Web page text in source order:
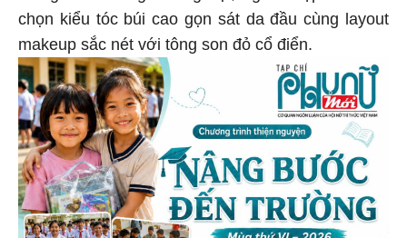
chọn kiểu tóc búi cao gọn sát da đầu cùng layout
makeup sắc nét với tông son đỏ cổ điển.